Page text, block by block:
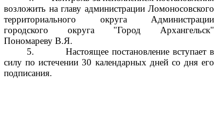
возложить на главу администрации Ломоносовского
территориального округа Администрации
городского округа "Город Архангельск"
Пономареву В.Я.
5.
Настоящее постановление вступает в
силу по истечении 30 календарных дней со дня его
подписания.